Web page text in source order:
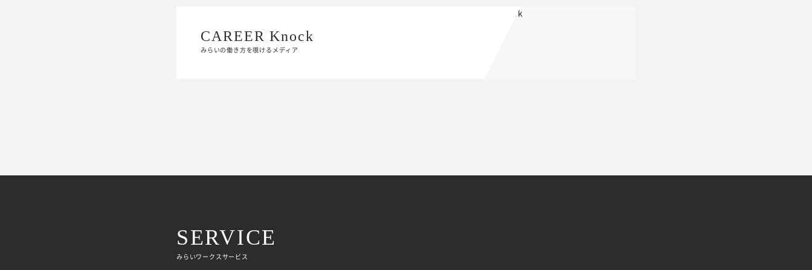
CAREER Knock
みらいの働き方を覗けるメディア
CAREER Knock
みらいの働き方を覗けるメディア
SERVICE
みらいワークスサービス